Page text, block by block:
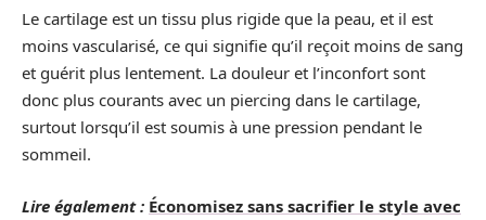
Le cartilage est un tissu plus rigide que la peau, et il est
moins vascularisé, ce qui signifie qu’il reçoit moins de sang
et guérit plus lentement. La douleur et l’inconfort sont
donc plus courants avec un piercing dans le cartilage,
surtout lorsqu’il est soumis à une pression pendant le
sommeil.
Lire également : Économisez sans sacrifier le style avec